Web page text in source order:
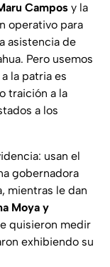
Campos y la
operativo para
asistencia de
Pero usemos
la patria es
traición a la
a los
usan el
gobernadora
mientras le dan
Moya y
quisieron medir
exhibiendo su